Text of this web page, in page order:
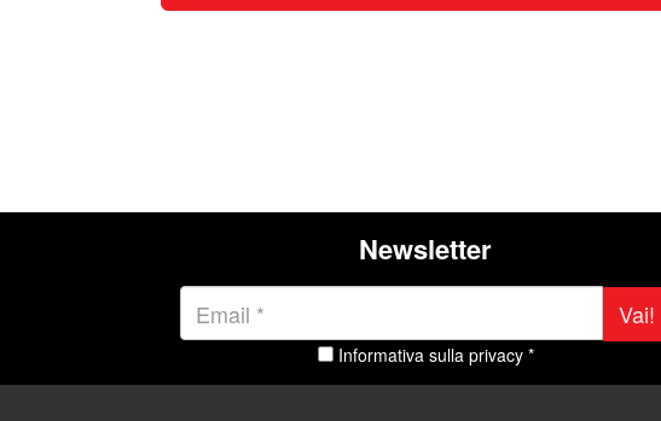
Newsletter
Vai!
Informativa sulla privacy *